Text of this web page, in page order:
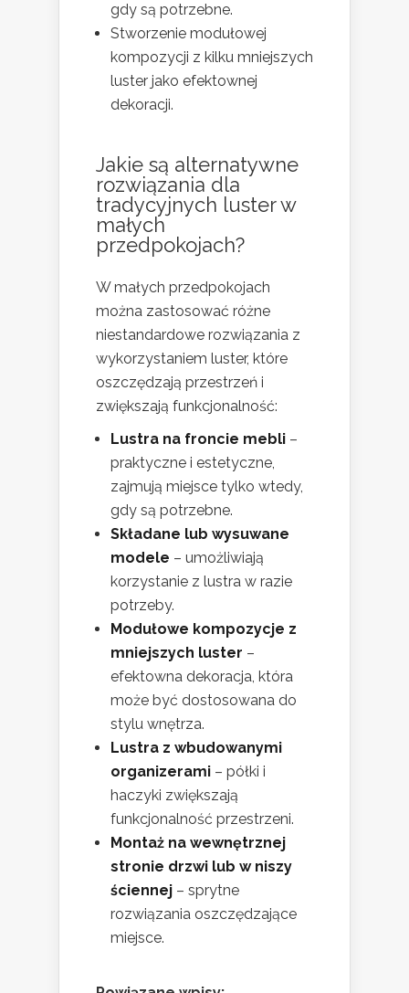
gdy są potrzebne.
Stworzenie modułowej
kompozycji z kilku mniejszych
luster jako efektownej
dekoracji.
Jakie są alternatywne
rozwiązania dla
tradycyjnych luster w
małych
przedpokojach?
W małych przedpokojach
można zastosować różne
niestandardowe rozwiązania z
wykorzystaniem luster, które
oszczędzają przestrzeń i
zwiększają funkcjonalność:
Lustra na froncie mebli –
praktyczne i estetyczne,
zajmują miejsce tylko wtedy,
gdy są potrzebne.
Składane lub wysuwane
modele – umożliwiają
korzystanie z lustra w razie
potrzeby.
Modułowe kompozycje z
mniejszych luster –
efektowna dekoracja, która
może być dostosowana do
stylu wnętrza.
Lustra z wbudowanymi
organizerami – półki i
haczyki zwiększają
funkcjonalność przestrzeni.
Montaż na wewnętrznej
stronie drzwi lub w niszy
ściennej – sprytne
rozwiązania oszczędzające
miejsce.